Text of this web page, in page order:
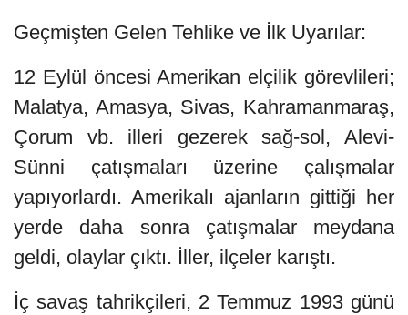
Geçmişten Gelen Tehlike ve İlk Uyarılar:
12 Eylül öncesi Amerikan elçilik görevlileri;
Malatya, Amasya, Sivas, Kahramanmaraş,
Çorum vb. illeri gezerek sağ-sol, Alevi-
Sünni çatışmaları üzerine çalışmalar
yapıyorlardı. Amerikalı ajanların gittiği her
yerde daha sonra çatışmalar meydana
geldi, olaylar çıktı. İller, ilçeler karıştı.
İç savaş tahrikçileri, 2 Temmuz 1993 günü